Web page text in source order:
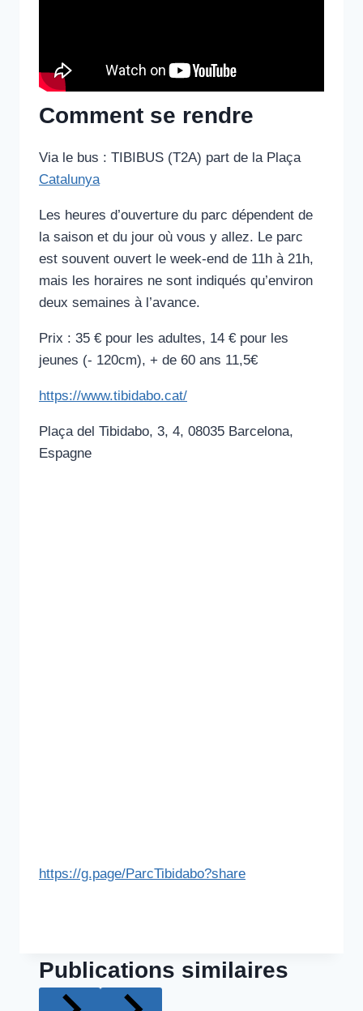
Comment se rendre
Via le bus : TIBIBUS (T2A) part de la Plaça
Catalunya
Les heures d’ouverture du parc dépendent de
la saison et du jour où vous y allez. Le parc
est souvent ouvert le week-end de 11h à 21h,
mais les horaires ne sont indiqués qu’environ
deux semaines à l’avance.
Prix : 35 € pour les adultes, 14 € pour les
jeunes (- 120cm), + de 60 ans 11,5€
https://www.tibidabo.cat/
Plaça del Tibidabo, 3, 4, 08035 Barcelona,
Espagne
https://g.page/ParcTibidabo?share
Publications similaires